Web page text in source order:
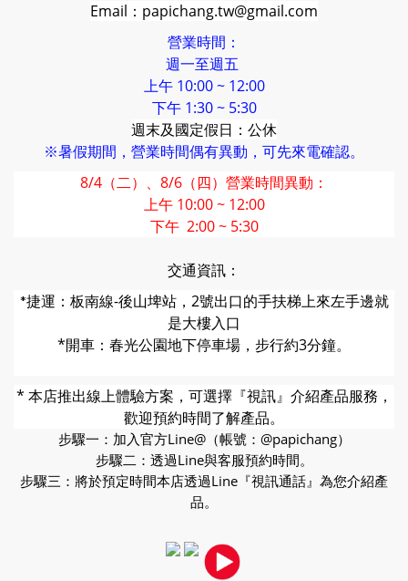
Email：papichang.tw@gmail.com
營業時間：
週一至週五
上午 10:00 ~ 12:00
下午 1:30 ~ 5:30
週末及國定假日：公休
※暑假期間，營業時間偶有異動，可先來電確認。
8/4（二）、8/6（四）營業時間異動：
上午 10:00 ~ 12:00
下午 2:00 ~ 5:30
交通資訊：
*捷運：板南線-後山埤站，2號出口的手扶梯上來左手邊就
是大樓入口
*開車：春光公園地下停車場，步行約3分鐘。
* 本店推出線上體驗方案，可選擇『視訊』介紹產品服務，
歡迎預約時間了解產品。
步驟一：加入官方Line@（帳號：@papichang）
步驟二：透過Line與客服預約時間。
步驟三：將於預定時間本店透過Line『視訊通話』為您介紹產
品。